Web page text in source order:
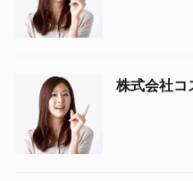
株式会社コ